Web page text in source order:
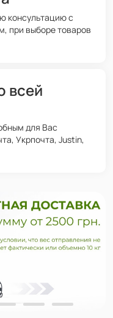
консультацию с
при выборе товаров
всей
для Вас
Укрпочта, Justin,